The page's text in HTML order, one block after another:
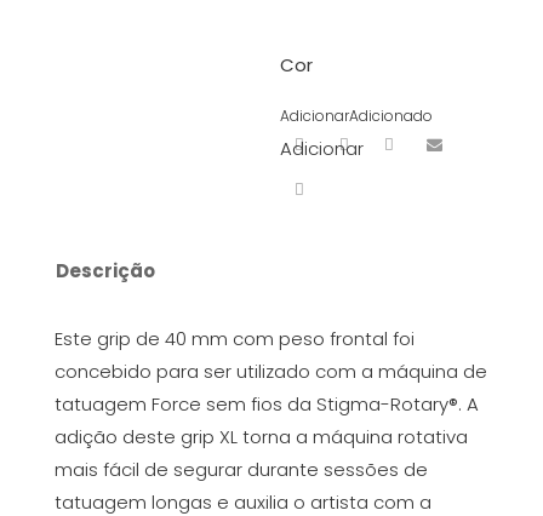
Cor
AdicionarAdicionado
Adicionar
Descrição
Este grip de 40 mm com peso frontal foi
concebido para ser utilizado com a máquina de
tatuagem Force sem fios da Stigma-Rotary®. A
adição deste grip XL torna a máquina rotativa
mais fácil de segurar durante sessões de
tatuagem longas e auxilia o artista com a